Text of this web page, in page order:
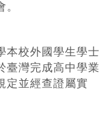
本校外國學生學士
臺灣完成高中學業
定並經查證屬實